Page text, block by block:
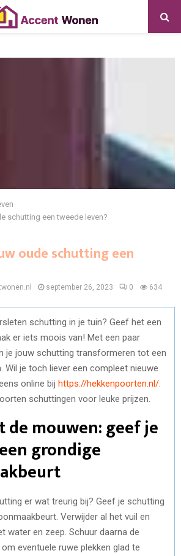
schutting een tweede leven?
oude schutting een
september 26, 2023 0 634
schutting in je tuin? Geef het een
er iets moois van! Met een paar
je jouw schutting transformeren tot een
Wil je toch liever een compleet nieuwe
online bij https://hekkenpoorten.nl/
schuttingen voor leuke prijzen.
de mouwen: geef je
grondige
er wat treurig bij? Geef je schutting
Verwijder al het vuil en
water en zeep. Schuur daarna de
eventuele ruwe plekken glad te